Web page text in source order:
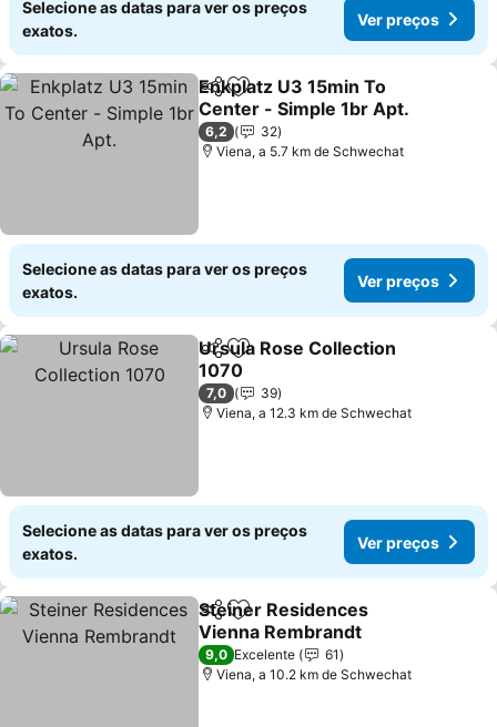
Selecione as datas para ver os preços
exatos.
Ver preços
PartilharAdicionar aos favoritos
Enkplatz U3 15min To
Center - Simple 1br Apt.
6,2
32
Viena, a 5.7 km de Schwechat
Selecione as datas para ver os preços
exatos.
Ver preços
PartilharAdicionar aos favoritos
Ursula Rose Collection
1070
7,0
39
Viena, a 12.3 km de Schwechat
Selecione as datas para ver os preços
exatos.
Ver preços
PartilharAdicionar aos favoritos
Steiner Residences
Vienna Rembrandt
9,0 Excelente
61
Viena, a 10.2 km de Schwechat